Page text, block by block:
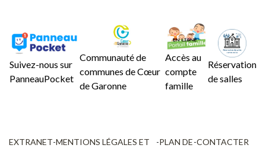
Suivez-nous sur
PanneauPocket
Communauté de
communes de Cœur
de Garonne
Accès au
compte
famille
Réservation
de salles
EXTRANET-MENTIONS LÉGALES ET
-PLAN DE-CONTACTER